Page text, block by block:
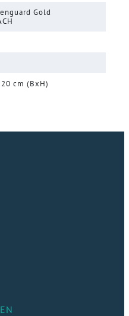
Gold
cm (BxH)